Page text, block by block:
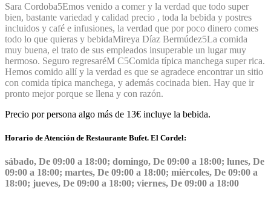
Sara Cordoba5Emos venido a comer y la verdad que todo super
bien, bastante variedad y calidad precio , toda la bebida y postres
incluidos y café e infusiones, la verdad que por poco dinero comes
todo lo que quieras y bebidaMireya Díaz Bermúdez5La comida
muy buena, el trato de sus empleados insuperable un lugar muy
hermoso. Seguro regresaréM C5Comida típica manchega super rica.
Hemos comido allí y la verdad es que se agradece encontrar un sitio
con comida típica manchega, y además cocinada bien. Hay que ir
pronto mejor porque se llena y con razón.
Precio por persona algo más de 13€ incluye la bebida.
Horario de Atención de Restaurante Bufet. El Cordel:
sábado, De 09:00 a 18:00; domingo, De 09:00 a 18:00; lunes, De
09:00 a 18:00; martes, De 09:00 a 18:00; miércoles, De 09:00 a
18:00; jueves, De 09:00 a 18:00; viernes, De 09:00 a 18:00